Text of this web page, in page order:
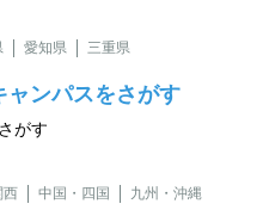
愛知県 三重県
ャンパスをさがす
がす
西 中国・四国 九州・沖縄